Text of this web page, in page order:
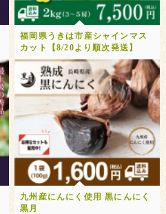
福岡県うきは市産シャインマス
カット【8/20より順次発送】
九州産にんにく使用 黒にんにく
黒月